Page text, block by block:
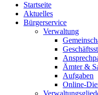
Startseite
Aktuelles
Bürgerservice
Verwaltung
Ämter &
Aufgaben
Online-